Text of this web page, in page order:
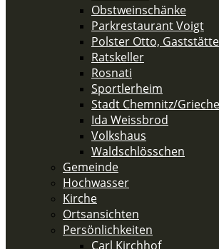
Obstweinschänke
Parkrestaurant Voigt
Polster Otto,
Ratskeller
Rosnati
Sportlerheim
Stadt Chemnitz/Grieche
Ida Weissbrod
Volkshaus
Waldschlösschen
Gemeinde
Hochwasser
Kirche
Ortsansichten
Persönlichkeiten
Carl Kirchhof